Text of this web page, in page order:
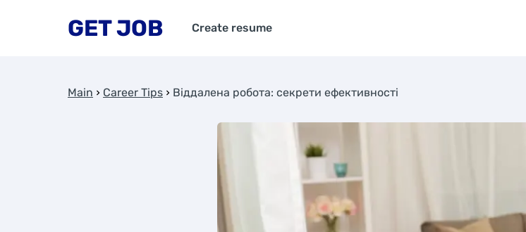
GET JOB Create resume
Main Career Tips Віддалена робота: секрети ефективності